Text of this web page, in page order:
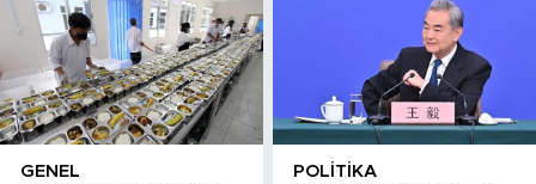
GENEL POLITIKA